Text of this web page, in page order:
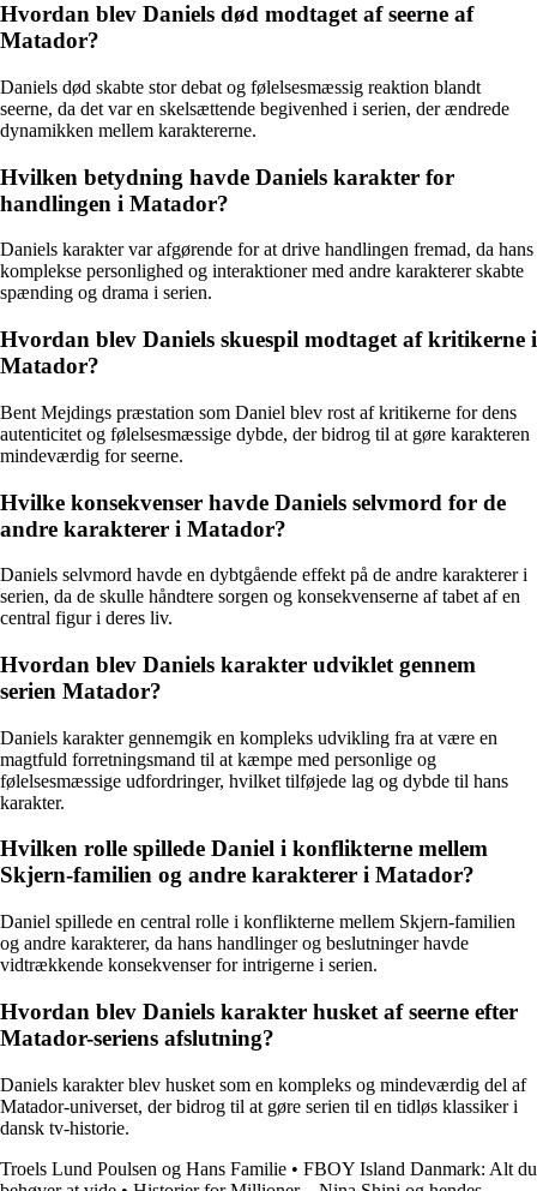
Hvordan blev Daniels død modtaget af seerne af
Matador?
Daniels død skabte stor debat og følelsesmæssig reaktion blandt
seerne, da det var en skelsættende begivenhed i serien, der ændrede
dynamikken mellem karaktererne.
Hvilken betydning havde Daniels karakter for
handlingen i Matador?
Daniels karakter var afgørende for at drive handlingen fremad, da hans
komplekse personlighed og interaktioner med andre karakterer skabte
spænding og drama i serien.
Hvordan blev Daniels skuespil modtaget af kritikerne i
Matador?
Bent Mejdings præstation som Daniel blev rost af kritikerne for dens
autenticitet og følelsesmæssige dybde, der bidrog til at gøre karakteren
mindeværdig for seerne.
Hvilke konsekvenser havde Daniels selvmord for de
andre karakterer i Matador?
Daniels selvmord havde en dybtgående effekt på de andre karakterer i
serien, da de skulle håndtere sorgen og konsekvenserne af tabet af en
central figur i deres liv.
Hvordan blev Daniels karakter udviklet gennem
serien Matador?
Daniels karakter gennemgik en kompleks udvikling fra at være en
magtfuld forretningsmand til at kæmpe med personlige og
følelsesmæssige udfordringer, hvilket tilføjede lag og dybde til hans
karakter.
Hvilken rolle spillede Daniel i konflikterne mellem
Skjern-familien og andre karakterer i Matador?
Daniel spillede en central rolle i konflikterne mellem Skjern-familien
og andre karakterer, da hans handlinger og beslutninger havde
vidtrækkende konsekvenser for intrigerne i serien.
Hvordan blev Daniels karakter husket af seerne efter
Matador-seriens afslutning?
Daniels karakter blev husket som en kompleks og mindeværdig del af
Matador-universet, der bidrog til at gøre serien til en tidløs klassiker i
dansk tv-historie.
Troels Lund Poulsen og Hans Familie • FBOY Island Danmark: Alt du